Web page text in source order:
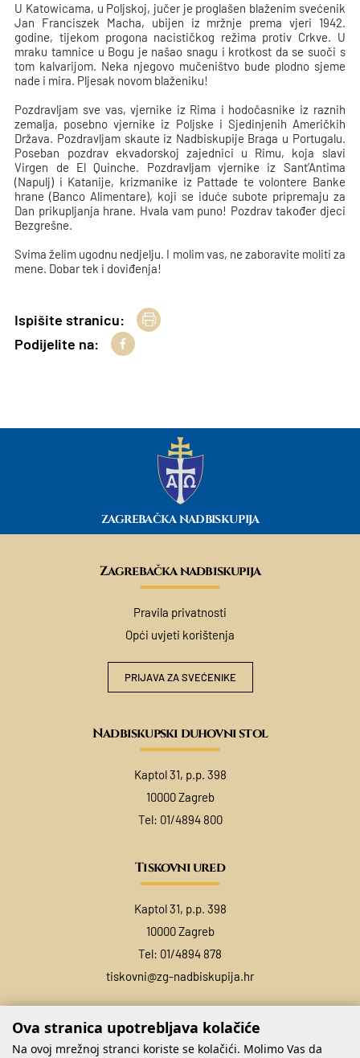
U Katowicama, u Poljskoj, jučer je proglašen blaženim svećenik
Jan Franciszek Macha, ubijen iz mržnje prema vjeri 1942.
godine, tijekom progona nacističkog režima protiv Crkve. U
mraku tamnice u Bogu je našao snagu i krotkost da se suoči s
tom kalvarijom. Neka njegovo mučeništvo bude plodno sjeme
nade i mira. Pljesak novom blaženiku!
Pozdravljam sve vas, vjernike iz Rima i hodočasnike iz raznih
zemalja, posebno vjernike iz Poljske i Sjedinjenih Američkih
Država. Pozdravljam skaute iz Nadbiskupije Braga u Portugalu.
Poseban pozdrav ekvadorskoj zajednici u Rimu, koja slavi
Virgen de El Quinche. Pozdravljam vjernike iz Sant’Antima
(Napulj) i Katanije, krizmanike iz Pattade te volontere Banke
hrane (Banco Alimentare), koji se iduće subote pripremaju za
Dan prikupljanja hrane. Hvala vam puno! Pozdrav također djeci
Bezgrešne.
Svima želim ugodnu nedjelju. I molim vas, ne zaboravite moliti za
mene. Dobar tek i doviđenja!
Ispišite stranicu:
Podijelite na:
ZAGREBAČKA NADBISKUPIJA
Zagrebačka nadbiskupija
Pravila privatnosti
Opći uvjeti korištenja
PRIJAVA ZA SVEĆENIKE
Nadbiskupski duhovni stol
Kaptol 31, p.p. 398
10000 Zagreb
Tel: 01/4894 800
Tiskovni ured
Kaptol 31, p.p. 398
10000 Zagreb
Tel: 01/4894 878
tiskovni@zg-nadbiskupija.hr
Ova stranica upotrebljava kolačiće
Na ovoj mrežnoj stranci koriste se kolačići. Molimo Vas da